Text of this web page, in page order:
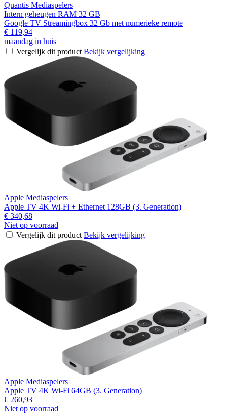
Quantis Mediaspelers
Intern geheugen RAM 32 GB
Google TV Streamingbox 32 Gb met numerieke remote
€ 119,94
maandag in huis
Vergelijk dit product Bekijk vergelijking
Apple Mediaspelers
Apple TV 4K Wi-Fi + Ethernet 128GB (3. Generation)
€ 340,68
Niet op voorraad
Vergelijk dit product Bekijk vergelijking
Apple Mediaspelers
Apple TV 4K Wi-Fi 64GB (3. Generation)
€ 260,93
Niet op voorraad